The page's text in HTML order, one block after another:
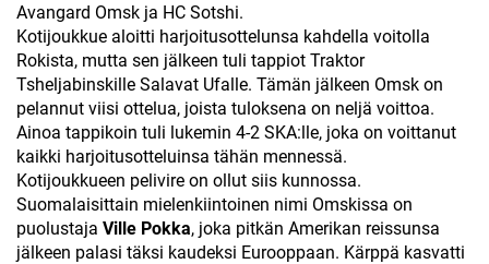
Avangard Omsk ja HC Sotshi.
Kotijoukkue aloitti harjoitusottelunsa kahdella voitolla
Rokista, mutta sen jälkeen tuli tappiot Traktor
Tsheljabinskille Salavat Ufalle. Tämän jälkeen Omsk on
pelannut viisi ottelua, joista tuloksena on neljä voittoa.
Ainoa tappikoin tuli lukemin 4-2 SKA:lle, joka on voittanut
kaikki harjoitusotteluinsa tähän mennessä.
Kotijoukkueen pelivire on ollut siis kunnossa.
Suomalaisittain mielenkiintoinen nimi Omskissa on
puolustaja Ville Pokka, joka pitkän Amerikan reissunsa
jälkeen palasi täksi kaudeksi Eurooppaan. Kärppä kasvatti